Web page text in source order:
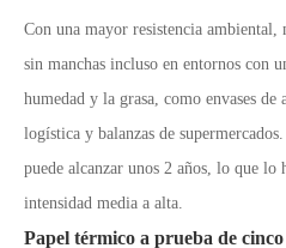
Con una mayor resistencia
sin manchas incluso en entornos con
humedad y la grasa, como envases
logística y balanzas de
puede alcanzar unos 2 años, lo que lo
intensidad media a alta.
Papel térmico a prueba de cinco